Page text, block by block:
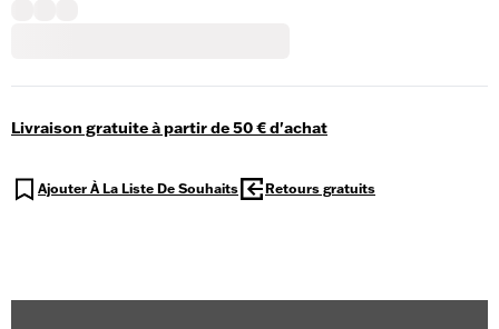
Livraison gratuite à partir de 50 € d'achat
Ajouter À La Liste De Souhaits Retours gratuits